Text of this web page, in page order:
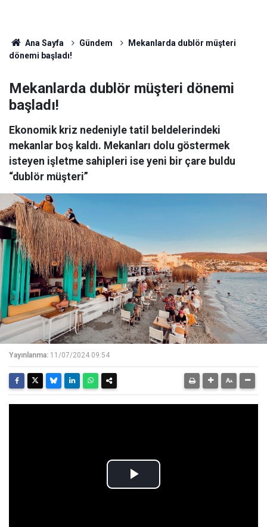
Ana Sayfa Gündem
Mekanlarda dublör müşteri
dönemi başladı!
Mekanlarda dublör müşteri dönemi
başladı!
Ekonomik kriz nedeniyle tatil beldelerindeki
mekanlar boş kaldı. Mekanları dolu göstermek
isteyen işletme sahipleri ise yeni bir çare buldu
“dublör müşteri”
Yayınlanma: 11/07/2024 09:54